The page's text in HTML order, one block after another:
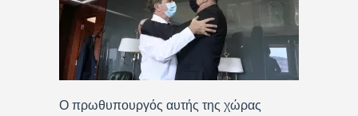
Ο πρωθυπουργός αυτής της χώρας